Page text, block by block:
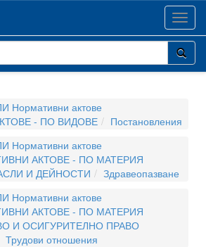
Нормативни актове
- ПО ВИДОВЕ
Постановления
Нормативни актове
АКТОВЕ - ПО МАТЕРИЯ
И ДЕЙНОСТИ
Здравеопазване
Нормативни актове
АКТОВЕ - ПО МАТЕРИЯ
И ОСИГУРИТЕЛНО ПРАВО
Трудови отношения